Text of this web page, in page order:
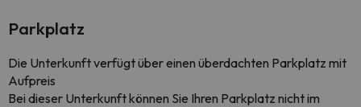
Parkplatz
Die Unterkunft verfügt über einen überdachten Parkplatz mit
Aufpreis
Bei dieser Unterkunft können Sie Ihren Parkplatz nicht im